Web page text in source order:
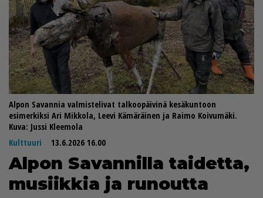
Alpon Savannia valmistelivat talkoopäivinä kesäkuntoon
esimerkiksi Ari Mikkola, Leevi Kämäräinen ja Raimo Koivumäki.
Kuva: Jussi Kleemola
Kulttuuri
13.6.2026 16.00
Al­pon Sa­van­nil­la tai­det­ta,
mu­siik­kia ja ru­nout­ta